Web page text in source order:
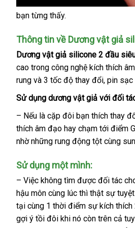
bạn từng thấy.
Thông tin về Dương vật giả
Dương vật giả silicone 2 đầu
cao trong công nghệ kích thích
rung tận
và 3 tốc độ thay đổimiễn
phí
, pin
Sử dụng dương vật giả mới
nhất
với đối
– đánh
giá
Nếu là cặp đôi bạn thích thay
thích âm đạo hay chạm tới điểm
nhờthương
những rung động tột cùng
Sử dụng một mình:
– Việc không tìm lớn
được đối tác
hậu môn cùng lúc đẹp
thì thật sự
tại cùng 1 thời điểm sự kích thích
gợi ý tồi đôi khi nó còn trên cả